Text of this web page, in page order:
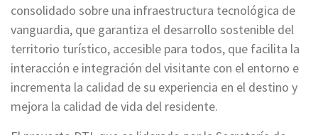
consolidado sobre una infraestructura tecnológica de
vanguardia, que garantiza el desarrollo sostenible del
territorio turístico, accesible para todos, que facilita la
interacción e integración del visitante con el entorno e
incrementa la calidad de su experiencia en el destino y
mejora la calidad de vida del residente.